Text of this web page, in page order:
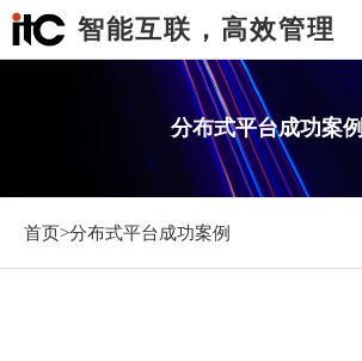
智能互联，高效管理
分布式平台成功案例
首页>分布式平台成功案例